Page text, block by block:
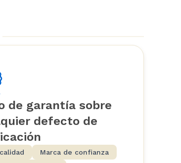
de garantía sobre
defecto de
Marca de confianza